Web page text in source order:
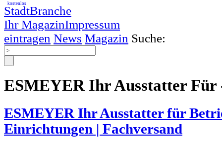
StadtBranche
Ihr MagazinImpressum
kostenlos
eintragen News Magazin Suche:
ESMEYER Ihr Ausstatter Für
ESMEYER Ihr Ausstatter für
Einrichtungen | Fachversand